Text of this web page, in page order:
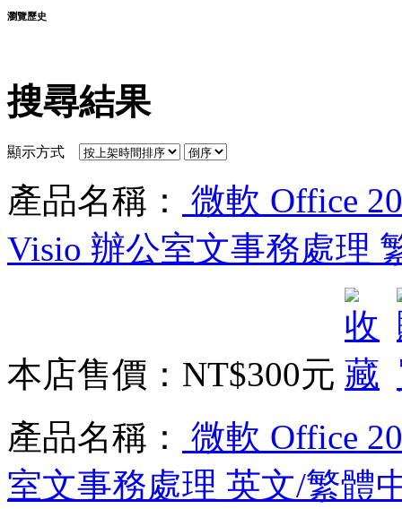
瀏覽歷史
搜尋結果
顯示方式
產品名稱：
微軟 Office
Visio 辦公室文事務處理
本店售價： NT$300元
產品名稱：
微軟 Office
室文事務處理 英文/繁體